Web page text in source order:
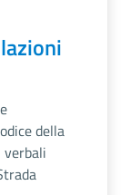
della
verbali